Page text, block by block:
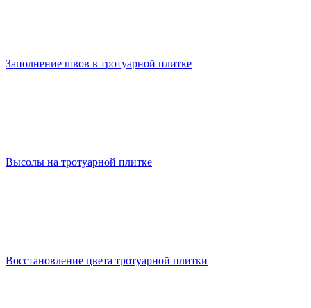
Заполнение швов в тротуарной плитке
Высолы на тротуарной плитке
Восстановление цвета тротуарной плитки